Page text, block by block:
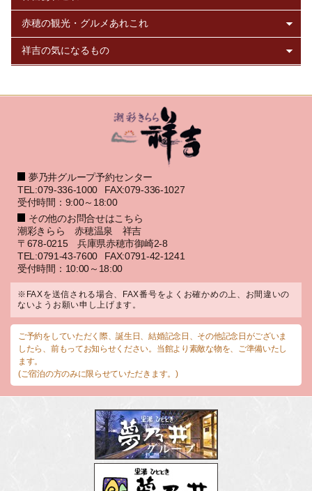
夢乃井グループ予約センター
TEL:079-336-1000
FAX:079-336-1027
受付時間：9:00～18:00
その他のお問合せはこちら
潮彩きらら 赤穂温泉 祥吉
〒678-0215 兵庫県赤穂市御崎2-8
TEL:0791-43-7600
FAX:0791-42-1241
受付時間：10:00～18:00
※FAXを送信される場合、FAX番号をよくお確かめの上、お間違いの
ないようお願い申し上げます。
ご予約をしていただく際、誕生日、結婚記念日、その他記念日がございま
したら、前もってお知らせください。当館より素敵な物を、ご準備いたし
ます。
(ご宿泊の方のみに限らせていただきます。)